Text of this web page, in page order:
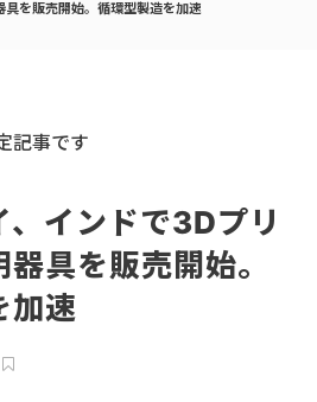
具を販売開始。循環型製造を加速
記事です
、インドで3Dプリ
具を販売開始。
加速